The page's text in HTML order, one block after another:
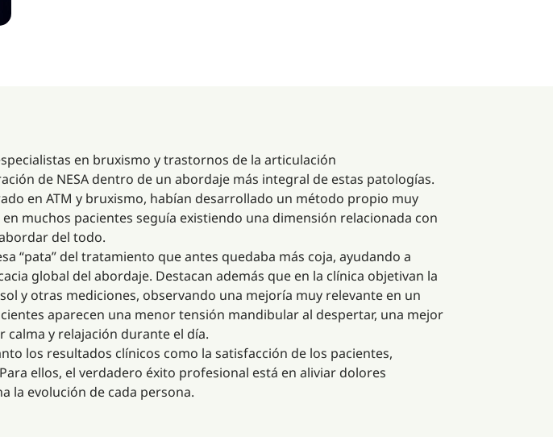
en bruxismo y trastornos de la articulación
de NESA dentro de un abordaje más integral de estas patologías.
en ATM y bruxismo, habían desarrollado un método propio muy
muchos pacientes seguía existiendo una dimensión relacionada con
del todo.
“pata” del tratamiento que antes quedaba más coja, ayudando a
global del abordaje. Destacan además que en la clínica objetivan la
y otras mediciones, observando una mejoría muy relevante en un
aparecen una menor tensión mandibular al despertar, una mejor
calma y relajación durante el día.
los resultados clínicos como la satisfacción de los pacientes,
ellos, el verdadero éxito profesional está en aliviar dolores
la evolución de cada persona.